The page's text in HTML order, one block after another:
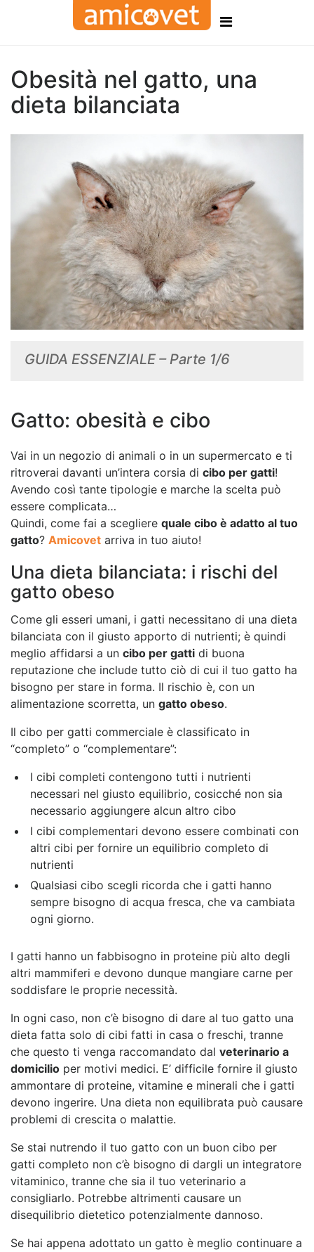
Obesità nel gatto, una
dieta bilanciata
GUIDA ESSENZIALE – Parte 1/6
Gatto: obesità e cibo
Vai in un negozio di animali o in un supermercato e ti
ritroverai davanti un’intera corsia di cibo per gatti!
Avendo così tante tipologie e marche la scelta può
essere complicata…
Quindi, come fai a scegliere quale cibo è adatto al tuo
gatto? Amicovet arriva in tuo aiuto!
Una dieta bilanciata: i rischi del
gatto obeso
Come gli esseri umani, i gatti necessitano di una dieta
bilanciata con il giusto apporto di nutrienti; è quindi
meglio affidarsi a un cibo per gatti di buona
reputazione che include tutto ciò di cui il tuo gatto ha
bisogno per stare in forma. Il rischio è, con un
alimentazione scorretta, un gatto obeso.
Il cibo per gatti commerciale è classificato in
“completo” o “complementare”:
I cibi completi contengono tutti i nutrienti
necessari nel giusto equilibrio, cosicché non sia
necessario aggiungere alcun altro cibo
I cibi complementari devono essere combinati con
altri cibi per fornire un equilibrio completo di
nutrienti
Qualsiasi cibo scegli ricorda che i gatti hanno
sempre bisogno di acqua fresca, che va cambiata
ogni giorno.
I gatti hanno un fabbisogno in proteine più alto degli
altri mammiferi e devono dunque mangiare carne per
soddisfare le proprie necessità.
In ogni caso, non c’è bisogno di dare al tuo gatto una
dieta fatta solo di cibi fatti in casa o freschi, tranne
che questo ti venga raccomandato dal veterinario a
domicilio per motivi medici. E’ difficile fornire il giusto
ammontare di proteine, vitamine e minerali che i gatti
devono ingerire. Una dieta non equilibrata può causare
problemi di crescita o malattie.
Se stai nutrendo il tuo gatto con un buon cibo per
gatti completo non c’è bisogno di dargli un integratore
vitaminico, tranne che sia il tuo veterinario a
consigliarlo. Potrebbe altrimenti causare un
disequilibrio dietetico potenzialmente dannoso.
Se hai appena adottato un gatto è meglio continuare a